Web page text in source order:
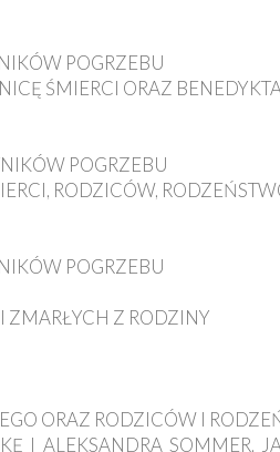
POGRZEBU
ŚMIERCI ORAZ
POGRZEBU
RODZICÓW,
POGRZEBU
ZMARŁYCH Z RODZINY
ORAZ RODZICÓW I
I ALEKSANDRA SOMMER,